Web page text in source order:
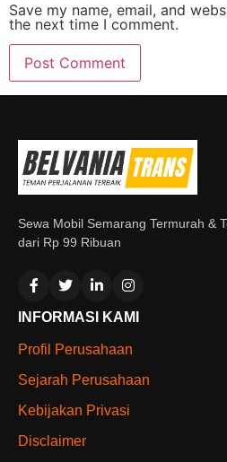
Save my name, email, and
the next time I comment.
Sewa Mobil Semarang Termurah &
dari Rp 99 Ribuan
INFORMASI KAMI
Profil Perusahaan
Sejarah Perusahaan
Kebijakan Privasi
Disclaimer